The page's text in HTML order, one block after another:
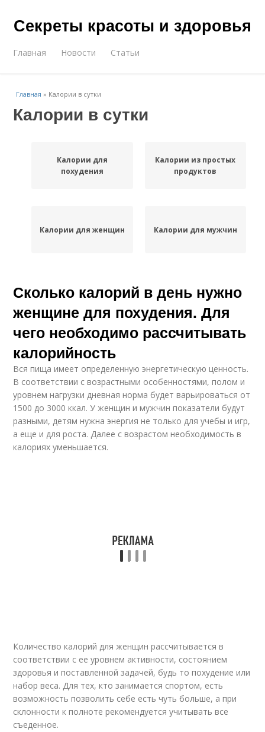
Секреты красоты и здоровья
Главная Новости Статьи
Главная » Калории в сутки
Калории в сутки
Калории для
похудения
Калории из простых
продуктов
Калории для женщин Калории для мужчин
Сколько калорий в день нужно
женщине для похудения. Для
чего необходимо рассчитывать
калорийность
Вся пища имеет определенную энергетическую ценность.
В соответствии с возрастными особенностями, полом и
уровнем нагрузки дневная норма будет варьироваться от
1500 до 3000 ккал. У женщин и мужчин показатели будут
разными, детям нужна энергия не только для учебы и игр,
а еще и для роста. Далее с возрастом необходимость в
калориях уменьшается.
Количество калорий для женщин рассчитывается в
соответствии с ее уровнем активности, состоянием
здоровья и поставленной задачей, будь то похудение или
набор веса. Для тех, кто занимается спортом, есть
возможность позволить себе есть чуть больше, а при
склонности к полноте рекомендуется учитывать все
съеденное.